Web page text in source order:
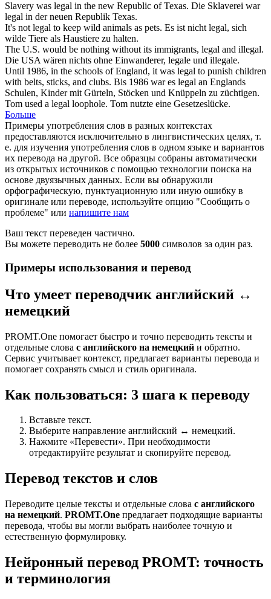
Slavery was legal in the new Republic of Texas. Die Sklaverei war
legal in der neuen Republik Texas.
It's not legal to keep wild animals as pets. Es ist nicht legal, sich
wilde Tiere als Haustiere zu halten.
The U.S. would be nothing without its immigrants, legal and illegal.
Die USA wären nichts ohne Einwanderer, legale und illegale.
Until 1986, in the schools of England, it was legal to punish children
with belts, sticks, and clubs. Bis 1986 war es legal an Englands
Schulen, Kinder mit Gürteln, Stöcken und Knüppeln zu züchtigen.
Tom used a legal loophole. Tom nutzte eine Gesetzeslücke.
Больше
Примеры употребления слов в разных контекстах
предоставляются исключительно в лингвистических целях, т.
е. для изучения употребления слов в одном языке и вариантов
их перевода на другой. Все образцы собраны автоматически
из открытых источников с помощью технологии поиска на
основе двуязычных данных. Если вы обнаружили
орфографическую, пунктуационную или иную ошибку в
оригинале или переводе, используйте опцию "Сообщить о
проблеме" или напишите нам
Ваш текст переведен частично.
Вы можете переводить не более 5000 символов за один раз.
Примеры использования и перевод
Что умеет переводчик английский ↔
немецкий
PROMT.One помогает быстро и точно переводить тексты и
отдельные слова с английского на немецкий и обратно.
Сервис учитывает контекст, предлагает варианты перевода и
помогает сохранять смысл и стиль оригинала.
Как пользоваться: 3 шага к переводу
Вставьте текст.
Выберите направление английский ↔ немецкий.
Нажмите «Перевести». При необходимости
отредактируйте результат и скопируйте перевод.
Перевод текстов и слов
Переводите целые тексты и отдельные слова с английского
на немецкий. PROMT.One предлагает подходящие варианты
перевода, чтобы вы могли выбрать наиболее точную и
естественную формулировку.
Нейронный перевод PROMT: точность
и терминология